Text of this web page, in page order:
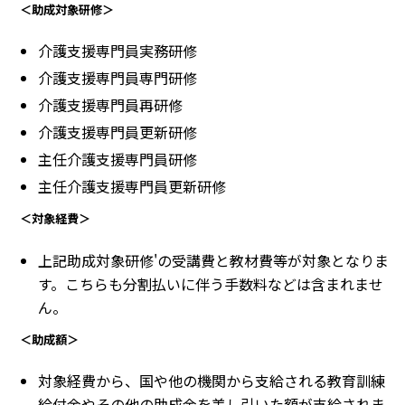
＜助成対象研修＞
介護支援専門員実務研修
介護支援専門員専門研修
介護支援専門員再研修
介護支援専門員更新研修
主任介護支援専門員研修
主任介護支援専門員更新研修
＜対象経費＞
上記助成対象研修'の受講費と教材費等が対象となりま
す。こちらも分割払いに伴う手数料などは含まれませ
ん。
＜助成額＞
対象経費から、国や他の機関から支給される教育訓練